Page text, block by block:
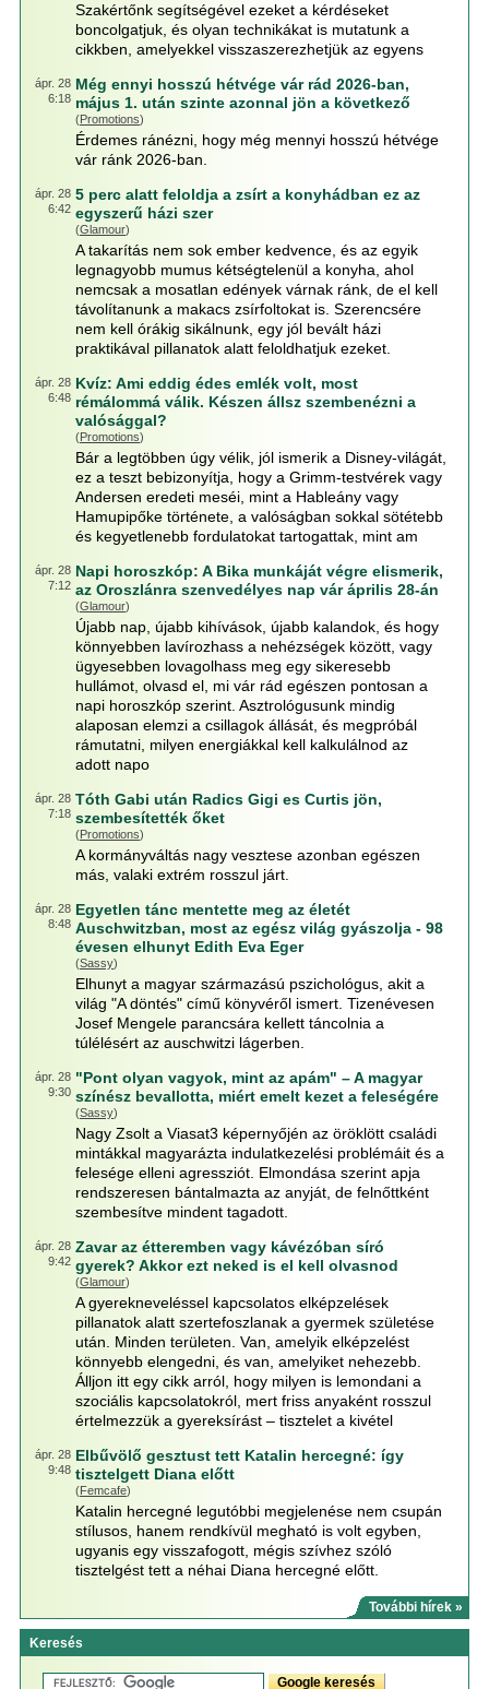
Szakértőnk segítségével ezeket a kérdéseket
boncolgatjuk, és olyan technikákat is mutatunk a
cikkben, amelyekkel visszaszerezhetjük az egyens
ápr. 28
6:18
Még ennyi hosszú hétvége vár rád 2026-ban,
május 1. után szinte azonnal jön a következő
(Promotions)
Érdemes ránézni, hogy még mennyi hosszú hétvége
vár ránk 2026-ban.
ápr. 28
6:42
5 perc alatt feloldja a zsírt a konyhádban ez az
egyszerű házi szer
(Glamour)
A takarítás nem sok ember kedvence, és az egyik
legnagyobb mumus kétségtelenül a konyha, ahol
nemcsak a mosatlan edények várnak ránk, de el kell
távolítanunk a makacs zsírfoltokat is. Szerencsére
nem kell órákig sikálnunk, egy jól bevált házi
praktikával pillanatok alatt feloldhatjuk ezeket.
ápr. 28
6:48
Kvíz: Ami eddig édes emlék volt, most
rémálommá válik. Készen állsz szembenézni a
valósággal?
(Promotions)
Bár a legtöbben úgy vélik, jól ismerik a Disney-világát,
ez a teszt bebizonyítja, hogy a Grimm-testvérek vagy
Andersen eredeti meséi, mint a Hableány vagy
Hamupipőke története, a valóságban sokkal sötétebb
és kegyetlenebb fordulatokat tartogattak, mint am
ápr. 28
7:12
Napi horoszkóp: A Bika munkáját végre elismerik,
az Oroszlánra szenvedélyes nap vár április 28-án
(Glamour)
Újabb nap, újabb kihívások, újabb kalandok, és hogy
könnyebben lavírozhass a nehézségek között, vagy
ügyesebben lovagolhass meg egy sikeresebb
hullámot, olvasd el, mi vár rád egészen pontosan a
napi horoszkóp szerint. Asztrológusunk mindig
alaposan elemzi a csillagok állását, és megpróbál
rámutatni, milyen energiákkal kell kalkulálnod az
adott napo
ápr. 28
7:18
Tóth Gabi után Radics Gigi es Curtis jön,
szembesítették őket
(Promotions)
A kormányváltás nagy vesztese azonban egészen
más, valaki extrém rosszul járt.
ápr. 28
8:48
Egyetlen tánc mentette meg az életét
Auschwitzban, most az egész világ gyászolja - 98
évesen elhunyt Edith Eva Eger
(Sassy)
Elhunyt a magyar származású pszichológus, akit a
világ "A döntés" című könyvéről ismert. Tizenévesen
Josef Mengele parancsára kellett táncolnia a
túlélésért az auschwitzi lágerben.
ápr. 28
9:30
"Pont olyan vagyok, mint az apám" – A magyar
színész bevallotta, miért emelt kezet a feleségére
(Sassy)
Nagy Zsolt a Viasat3 képernyőjén az öröklött családi
mintákkal magyarázta indulatkezelési problémáit és a
felesége elleni agressziót. Elmondása szerint apja
rendszeresen bántalmazta az anyját, de felnőttként
szembesítve mindent tagadott.
ápr. 28
9:42
Zavar az étteremben vagy kávézóban síró
gyerek? Akkor ezt neked is el kell olvasnod
(Glamour)
A gyerekneveléssel kapcsolatos elképzelések
pillanatok alatt szertefoszlanak a gyermek születése
után. Minden területen. Van, amelyik elképzelést
könnyebb elengedni, és van, amelyiket nehezebb.
Álljon itt egy cikk arról, hogy milyen is lemondani a
szociális kapcsolatokról, mert friss anyaként rosszul
értelmezzük a gyereksírást – tisztelet a kivétel
ápr. 28
9:48
Elbűvölő gesztust tett Katalin hercegné: így
tisztelgett Diana előtt
(Femcafe)
Katalin hercegné legutóbbi megjelenése nem csupán
stílusos, hanem rendkívül megható is volt egyben,
ugyanis egy visszafogott, mégis szívhez szóló
tisztelgést tett a néhai Diana hercegné előtt.
További hírek »
Keresés